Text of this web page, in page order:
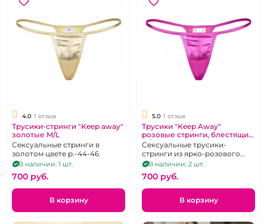
4.0 1 отзыв
Трусики-стринги "Keep away"
золотые M/L
Сексуальные стринги в
золотом цвете р.-44-46
В наличии: 1 шт.
700 pуб.
В корзину
5.0 1 отзыв
Трусики "Keep Away"
розовые стринги, блестящие
M/L
Сексуальные трусики-
стринги из ярко-розового
материала с
металлизированным
напылением.
В наличии: 2 шт.
700 pуб.
В корзину